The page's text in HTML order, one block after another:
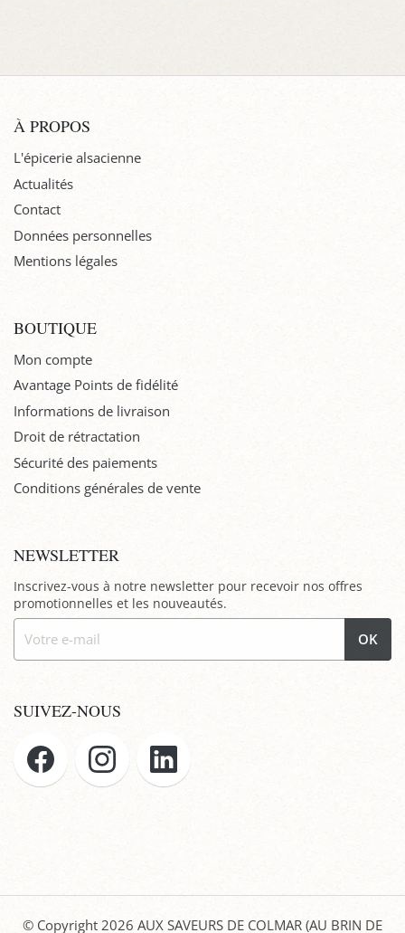
À PROPOS
L'épicerie alsacienne
Actualités
Contact
Données personnelles
Mentions légales
BOUTIQUE
Mon compte
Avantage Points de fidélité
Informations de livraison
Droit de rétractation
Sécurité des paiements
Conditions générales de vente
NEWSLETTER
Inscrivez-vous à notre newsletter pour recevoir nos offres
promotionnelles et les nouveautés.
OK
SUIVEZ-NOUS
© Copyright 2026 AUX SAVEURS DE COLMAR (AU BRIN DE